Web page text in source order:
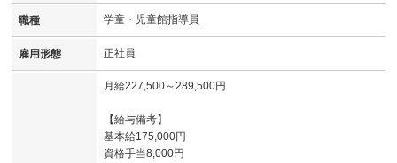
職種 学童・児童館指導員
雇用形態 正社員
月給227,500～289,500円
【給与備考】
基本給175,000円
資格手当8,000円